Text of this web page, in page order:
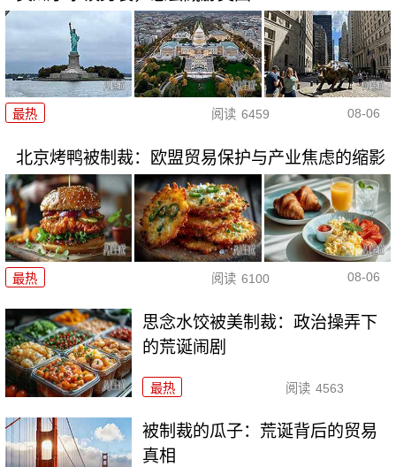
最热 阅读 6459 08-06
北京烤鸭被制裁：欧盟贸易保护与产业焦虑的缩影
最热 阅读 6100 08-06
思念水饺被美制裁：政治操弄下
的荒诞闹剧
最热 阅读 4563
被制裁的瓜子：荒诞背后的贸易
真相